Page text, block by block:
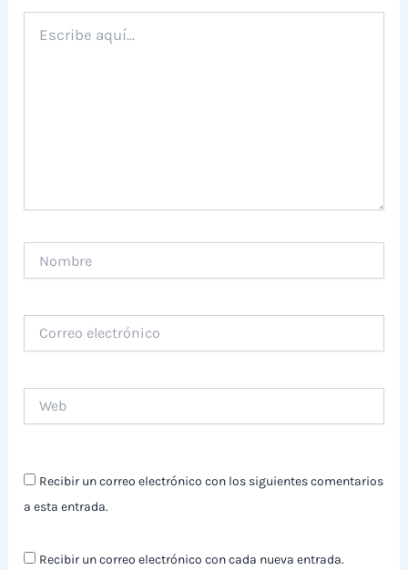
aquí...
electrónico
Recibir un correo electrónico con los siguientes comentarios
a esta entrada.
Recibir un correo electrónico con cada nueva entrada.